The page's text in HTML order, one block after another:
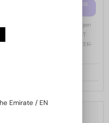
MIT EINER EINSTÄRKENGLASLINSE
Brillenfassungen
TF5998-K-B ECO - 001 - 51 - MIT
BLAU-VIOLETTEM LICHTFILTER-
Emirate / EN